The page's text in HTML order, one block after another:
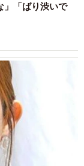
「ばり渋いで